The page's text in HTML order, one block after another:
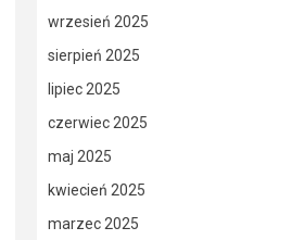
wrzesień 2025
sierpień 2025
lipiec 2025
czerwiec 2025
maj 2025
kwiecień 2025
marzec 2025